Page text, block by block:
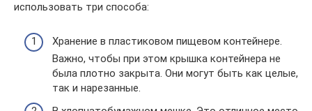
использовать три способа:
Хранение в пластиковом пищевом контейнере.
Важно, чтобы при этом крышка контейнера не
была плотно закрыта. Они могут быть как целые,
так и нарезанные.